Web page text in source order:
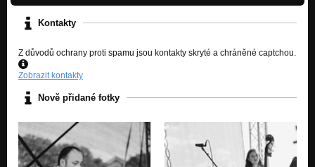
Kontakty
Z důvodů ochrany proti spamu jsou kontakty skryté a chráněné captchou.
Zobrazit kontakty
Nově přidané fotky